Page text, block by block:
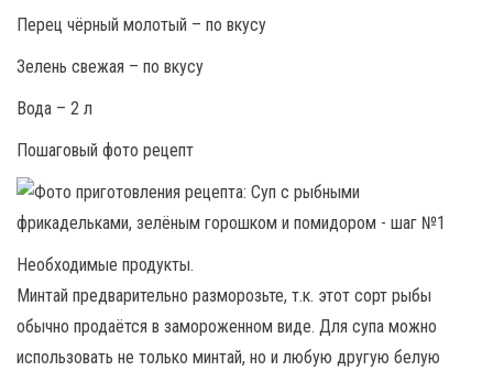
Перец чёрный молотый – по вкусу
Зелень свежая – по вкусу
Вода – 2 л
Пошаговый фото рецепт
Необходимые продукты.
Минтай предварительно разморозьте, т.к. этот сорт рыбы
обычно продаётся в замороженном виде. Для супа можно
использовать не только минтай, но и любую другую белую